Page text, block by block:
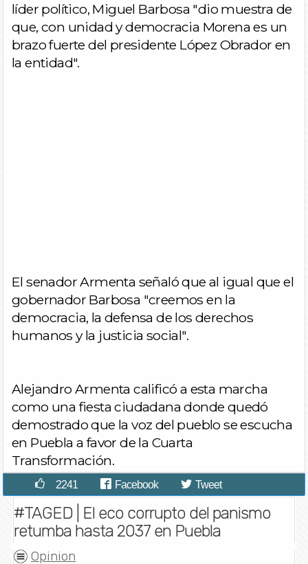
líder político, Miguel Barbosa "dio muestra de
que, con unidad y democracia Morena es un
brazo fuerte del presidente López Obrador en
la entidad".
El senador Armenta señaló que al igual que el
gobernador Barbosa "creemos en la
democracia, la defensa de los derechos
humanos y la justicia social".
Alejandro Armenta calificó a esta marcha
como una fiesta ciudadana donde quedó
demostrado que la voz del pueblo se escucha
en Puebla a favor de la Cuarta
Transformación.
2241 Facebook Tweet
#TAGED | El eco corrupto del panismo
retumba hasta 2037 en Puebla
Opinion